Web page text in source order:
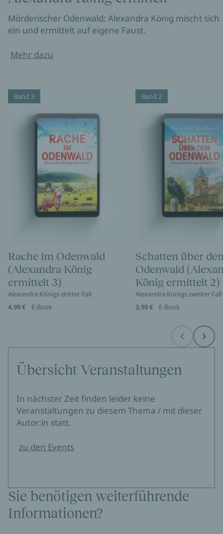
Mörderischer Odenwald: Alexandra König mischt sich
ein und ermittelt auf eigene Faust.
Mehr dazu
Band 3
Rache im Odenwald
(Alexandra König
ermittelt 3)
Alexandra Königs dritter Fall
4,99 €
E-Book
Band 2
Schatten über
Odenwald
König ermittelt 2)
Alexandra Königs zweiter Fall
3,99 €
E-Book
Before Next
Übersicht Veranstaltungen
In nächster Zeit finden leider keine
Veranstaltungen zu diesem Thema / mit dieser
Autor:in statt.
zu den Events
Sie benötigen weiterführende
Informationen?